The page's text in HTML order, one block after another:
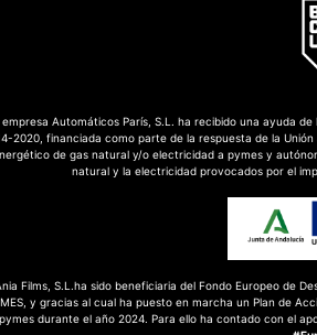
empresa Automáticos París, S.L. ha recibido una ayuda
2020, financiada como parte de la respuesta de la
de gas natural y/o electricidad a pymes y
natural y la electricidad provocados por el
Films, S.L.ha sido beneficiaria del Fondo Europeo de
y gracias al cual ha puesto en marcha un Plan de
pymes durante el año 2024. Para ello ha contado con el